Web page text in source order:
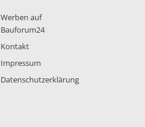
Werben auf
Bauforum24
Kontakt
Impressum
Datenschutzerklärung